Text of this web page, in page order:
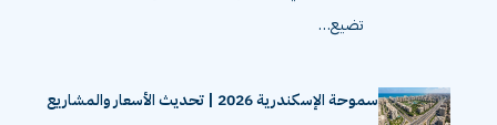
تضيع…
سموحة الإسكندرية 2026 | تحديث الأسعار والمشاريع